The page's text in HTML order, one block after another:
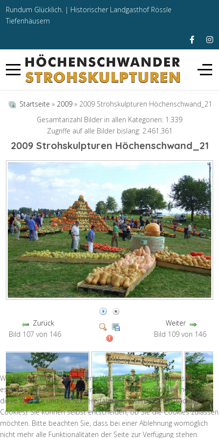
Rundum Glücklich. | Historischer Landgasthof Rössle
Tiefenhäusern
Startseite » 2009 » 2009 Strohskulpturen Höchenschwand_21
Gesamtanzahl Bilder in allen Kategorien: 1.339
Zugriffe auf alle Bilder bislang: 2.461.361
2009 Strohskulpturen Höchenschwand_21
Zurück
Bild 107 von 146
Weiter
Bild 109 von 146
Wir nutzen Cookies auf unserer Website. Einige von ihnen sind
essenziell für den Betrieb der Seite, während andere uns helfen,
diese Website und die Nutzererfahrung zu verbessern (Tracking
Cookies). Sie können selbst entscheiden, ob Sie die Cookies zulassen
möchten. Bitte beachten Sie, dass bei einer Ablehnung womöglich
nicht mehr alle Funktionalitäten der Seite zur Verfügung stehen.